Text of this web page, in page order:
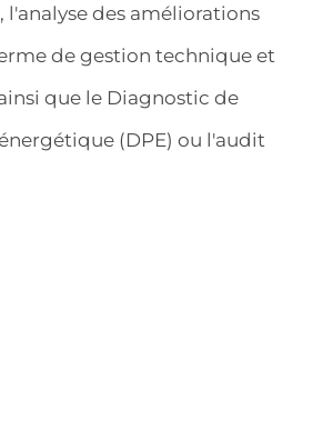
des améliorations
de gestion technique et
que le Diagnostic de
(DPE) ou l'audit